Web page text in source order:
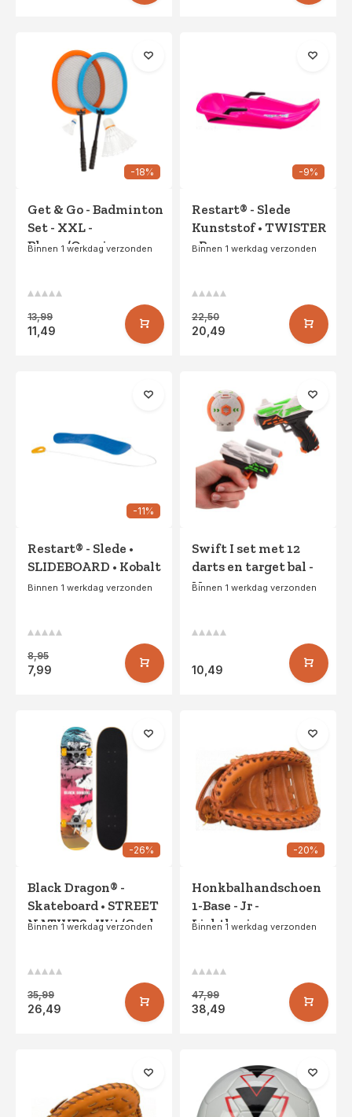
-18%
Get & Go - Badminton
Set - XXL -
Blauw/Oranje
Binnen 1 werkdag verzonden
13,99
11,49
-9%
Restart® - Slede
Kunststof • TWISTER
• Roze
Binnen 1 werkdag verzonden
22,50
20,49
-11%
Restart® - Slede •
SLIDEBOARD • Kobalt
Binnen 1 werkdag verzonden
8,95
7,99
Swift I set met 12
darts en target bal -
11cm
Binnen 1 werkdag verzonden
10,49
-26%
Black Dragon® -
Skateboard • STREET
NATIVES • Wit/Geel
Binnen 1 werkdag verzonden
35,99
26,49
-20%
Honkbalhandschoen
1-Base - Jr -
Lichtbruin
Binnen 1 werkdag verzonden
47,99
38,49